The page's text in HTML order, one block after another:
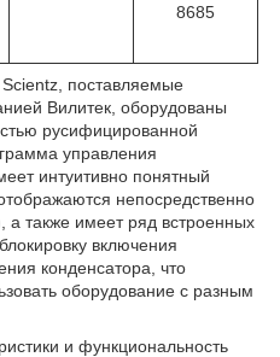
8685
поставляемые
Вилитек, оборудованы
русифицированной
управления
интуитивно понятный
непосредственно
а также имеет ряд встроенных
включения
конденсатора, что
оборудование с разным
и функциональность